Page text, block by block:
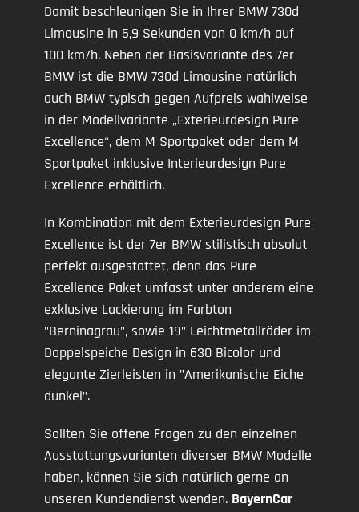
Damit beschleunigen Sie in Ihrer BMW 730d
Limousine in 5,9 Sekunden von 0 km/h auf
100 km/h. Neben der Basisvariante des 7er
BMW ist die BMW 730d Limousine natürlich
auch BMW typisch gegen Aufpreis wahlweise
in der Modellvariante „Exterieurdesign Pure
Excellence“, dem M Sportpaket oder dem M
Sportpaket inklusive Interieurdesign Pure
Excellence erhältlich.
In Kombination mit dem Exterieurdesign Pure
Excellence ist der 7er BMW stilistisch absolut
perfekt ausgestattet, denn das Pure
Excellence Paket umfasst unter anderem eine
exklusive Lackierung im Farbton
"Berninagrau", sowie 19" Leichtmetallräder im
Doppelspeiche Design in 630 Bicolor und
elegante Zierleisten in "Amerikanische Eiche
dunkel".
Sollten Sie offene Fragen zu den einzelnen
Ausstattungsvarianten diverser BMW Modelle
haben, können Sie sich natürlich gerne an
unseren Kundendienst wenden. BayernCar